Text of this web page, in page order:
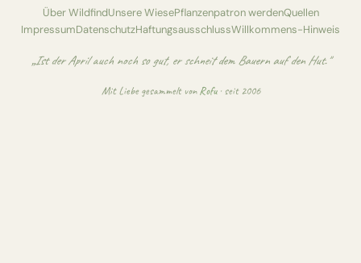
Über WildfindUnsere WiesePflanzenpatron werdenQuellen
ImpressumDatenschutzHaftungsausschlussWillkommens-Hinweis
„Ist der April auch noch so gut, er schneit dem Bauern auf den Hut."
Mit Liebe gesammelt vonRofu· seit 2006